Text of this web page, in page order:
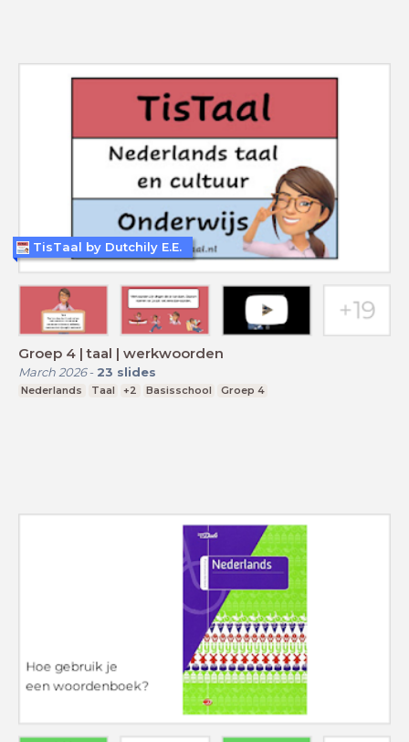
Groep 4 | taal | werkwoorden
March 2026- 23 slides
Nederlands Taal +2 Basisschool Groep 4
TisTaal by Dutchily E.E.